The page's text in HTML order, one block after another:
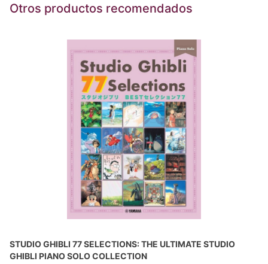
Otros productos recomendados
STUDIO GHIBLI 77 SELECTIONS: THE ULTIMATE STUDIO
GHIBLI PIANO SOLO COLLECTION